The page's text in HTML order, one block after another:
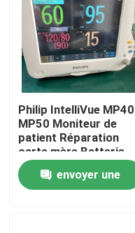
Visite de l'usine
Contrôle de la
Nous contacter
Demandez un devis
Pièces de moniteur
Philip IntelliVue MP40
MP50 Moniteur de
patient Réparation
carte mère Batterie
affichage écran
clavier envoyer une